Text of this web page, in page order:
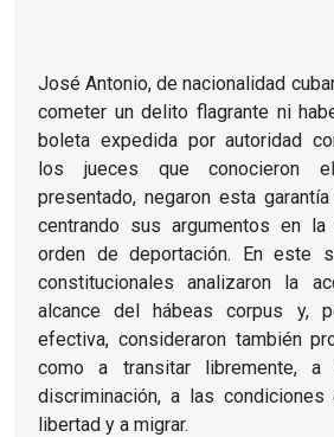
José Antonio, de nacionalidad
cometer un delito flagrante ni
boleta expedida por autoridad
los jueces que conocieron
presentado, negaron esta
centrando sus argumentos en
orden de deportación. En este
constitucionales analizaron la
alcance del hábeas corpus y,
efectiva, consideraron también
como a transitar libremente,
discriminación, a las
libertad y a migrar.